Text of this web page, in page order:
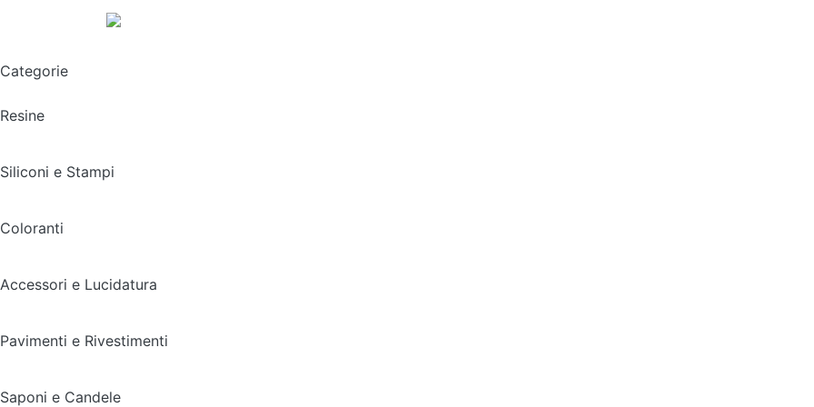
Categorie
Resine
Siliconi e Stampi
Coloranti
Accessori e Lucidatura
Pavimenti e Rivestimenti
Saponi e Candele